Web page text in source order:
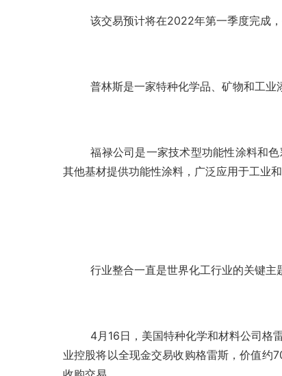
该交易预计将在2022年第一季度完成
普林斯是一家特种化学品、矿物和工业
福禄公司是一家技术型功能性涂料和
其他基材提供功能性涂料，广泛应用于工业
行业整合一直是世界化工行业的关键主
4月16日，美国特种化学和材料公司格
业控股将以全现金交易收购格雷斯，价值约